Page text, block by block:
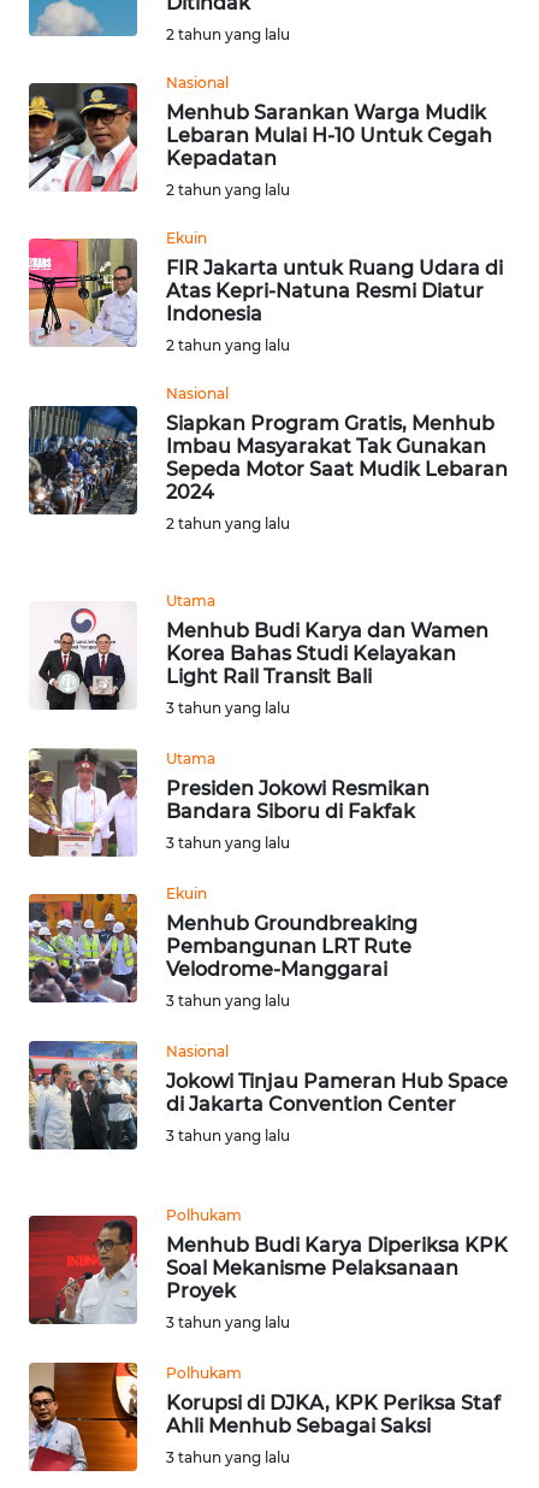
2 tahun yang lalu
Nasional
Menhub Sarankan Warga Mudik
Lebaran Mulai H-10 Untuk Cegah
Kepadatan
2 tahun yang lalu
Ekuin
FIR Jakarta untuk Ruang Udara di
Atas Kepri-Natuna Resmi Diatur
Indonesia
2 tahun yang lalu
Nasional
Siapkan Program Gratis, Menhub
Imbau Masyarakat Tak Gunakan
Sepeda Motor Saat Mudik Lebaran
2024
2 tahun yang lalu
Utama
Menhub Budi Karya dan Wamen
Korea Bahas Studi Kelayakan
Light Rail Transit Bali
3 tahun yang lalu
Utama
Presiden Jokowi Resmikan
Bandara Siboru di Fakfak
3 tahun yang lalu
Ekuin
Menhub Groundbreaking
Pembangunan LRT Rute
Velodrome-Manggarai
3 tahun yang lalu
Nasional
Jokowi Tinjau Pameran Hub Space
di Jakarta Convention Center
3 tahun yang lalu
Polhukam
Menhub Budi Karya Diperiksa KPK
Soal Mekanisme Pelaksanaan
Proyek
3 tahun yang lalu
Polhukam
Korupsi di DJKA, KPK Periksa Staf
Ahli Menhub Sebagai Saksi
3 tahun yang lalu
KALTENG
WN
KALTARA
WN
KALSEL
WN
WN
SULSEL
WN
SULUT
WN
MALUKU
WN
MALUT
DAIRI
WN
DANAU
TOBA
WN
NIAS
WN
TAPANULI
SELATAN
WN
TANJUNG
LESUNG
WN